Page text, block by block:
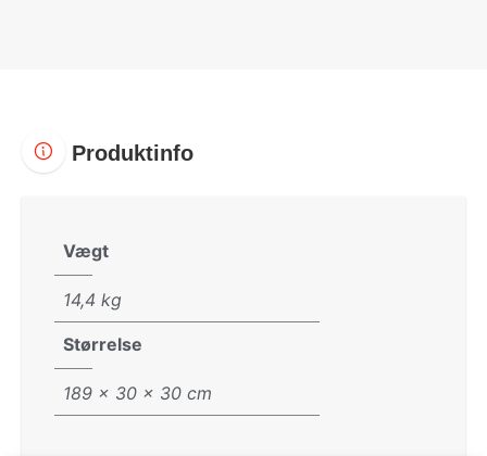
Produktinfo
Vægt
14,4 kg
Størrelse
189 × 30 × 30 cm